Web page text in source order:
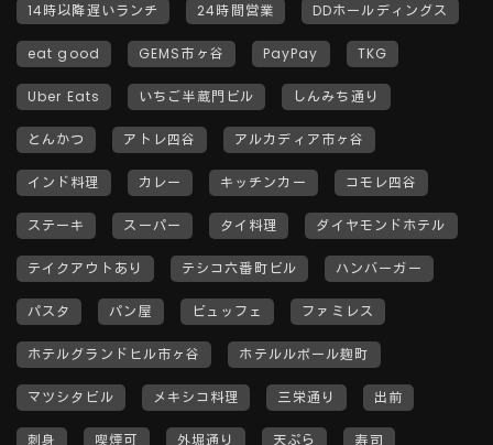
14時以降遅いランチ 24時間営業 DDホールディングス
eat good GEMS市ヶ谷 PayPay TKG
Uber Eats いちご半蔵門ビル しんみち通り
とんかつ アトレ四谷 アルカディア市ヶ谷
インド料理 カレー キッチンカー コモレ四谷
ステーキ スーパー タイ料理 ダイヤモンドホテル
テイクアウトあり テシコ六番町ビル ハンバーガー
パスタ パン屋 ビュッフェ ファミレス
ホテルグランドヒル市ヶ谷 ホテルルポール麹町
マツシタビル メキシコ料理 三栄通り 出前
刺身 喫煙可 外堀通り 天ぷら 寿司